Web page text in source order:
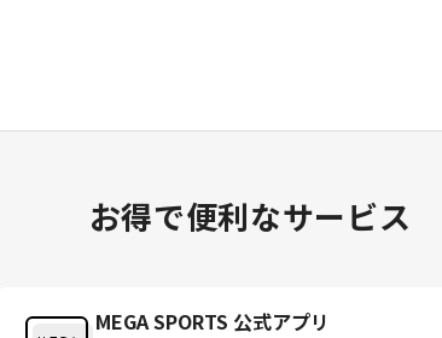
お得で便利なサービス
MEGA SPORTS 公式アプリ